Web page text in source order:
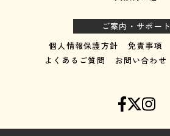
ご案内・サポート
個人情報保護方針
免責事項
よくあるご質問
お問い合わせ